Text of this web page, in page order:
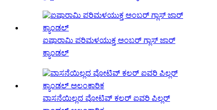
ಐಷಾರಾಮಿ ಪರಿಮಳಯುಕ್ತ ಅಂಬರ್ ಗ್ಲಾಸ್ ಜಾರ್
ಕ್ಯಾಂಡಲ್
ವಾಸನೆಯಿಲ್ಲದ ವೋಟಿವ್ ಕಲರ್ ಐವರಿ ಪಿಲ್ಲರ್